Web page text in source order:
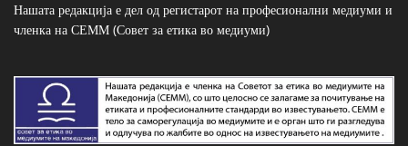
Нашата редакција е дел од регистарот на професионални медиуми и
членка на СЕММ (Совет за етика во медиуми)